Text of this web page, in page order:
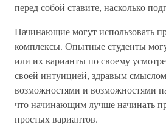
перед собой ставите, насколько
Начинающие могут использовать
комплексы. Опытные студенты
или их варианты по своему
своей интуицией, здравым
возможностями и возможностями
что начинающим лучше начинать
простых вариантов.